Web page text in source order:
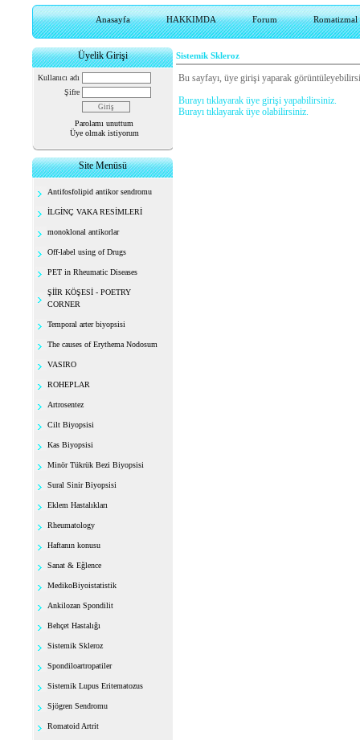
Anasayfa HAKKIMDA Forum Romatizmal
Üyelik Girişi
Kullanıcı adı
Şifre
Parolamı unuttum
Üye olmak istiyorum
Site Menüsü
Antifosfolipid antikor sendromu
İLGİNÇ VAKA RESİMLERİ
monoklonal antikorlar
Off-label using of Drugs
PET in Rheumatic Diseases
ŞİİR KÖŞESİ - POETRY
CORNER
Temporal arter biyopsisi
The causes of Erythema Nodosum
VASIRO
ROHEPLAR
Artrosentez
Cilt Biyopsisi
Kas Biyopsisi
Minör Tükrük Bezi Biyopsisi
Sural Sinir Biyopsisi
Eklem Hastalıkları
Rheumatology
Haftanın konusu
Sanat & Eğlence
MedikoBiyoistatistik
Ankilozan Spondilit
Behçet Hastalığı
Sistemik Skleroz
Spondiloartropatiler
Sistemik Lupus Eritematozus
Sjögren Sendromu
Romatoid Artrit
Sistemik Skleroz
Bu sayfayı, üye girişi yaparak
Burayı tıklayarak üye girişi yapabilirsiniz.
Burayı tıklayarak üye olabilirsiniz.